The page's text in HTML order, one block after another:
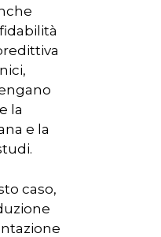
la
e la
caso,